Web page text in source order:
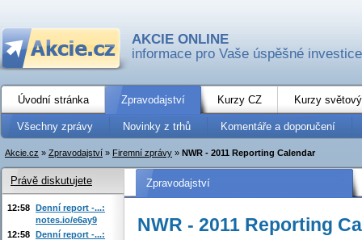
AKCIE ONLINE
informace pro Vaše úspěšné investice
Úvodní stránka Zpravodajství Kurzy CZ Kurzy
Všechny zprávy Novinky z trhů Komentáře a doporučení
Akcie.cz » Zpravodajství » Firemní zprávy » NWR - 2011 Reporting Calendar
Zpravodajství
NWR - 2011 Reporting
Právě diskutujete
12:58 Denní report -...:
notes.io/e6ay9
12:58 Denní report -...: